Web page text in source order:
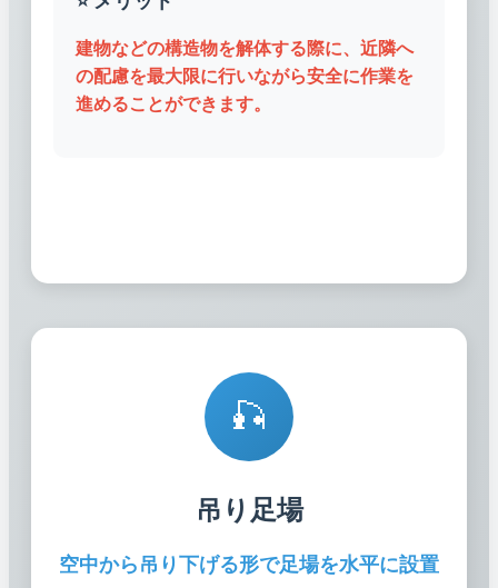
建物などの構造物を解体する際に、近隣へ
の配慮を最大限に行いながら安全に作業を
進めることができます。
🎣
吊り足場
空中から吊り下げる形で足場を水平に設置